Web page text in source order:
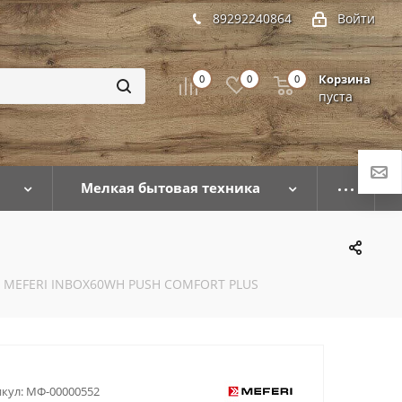
Войти
89292240864
0 0 Корзина
пуста
0
Мелкая бытовая техника
INBOX60WH PUSH COMFORT PLUS
МФ-00000552